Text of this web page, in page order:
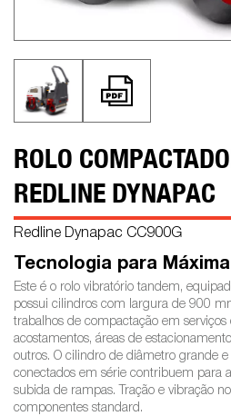
ROLO
REDLINE DYNAPAC
Redline Dynapac CC900G
Tecnologia para
Este é o rolo vibratório tandem,
possui cilindros com largura de 900
trabalhos de compactação em serviços
acostamentos, áreas de
outros. O cilindro de diâmetro grande
conectados em série contribuem para
subida de rampas. Tração e vibração
componentes standard.